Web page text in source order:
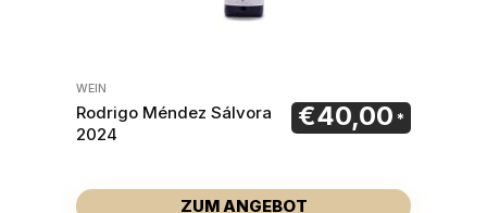
WEIN
Rodrigo Méndez Sálvora
2024
€40,00
ZUM ANGEBOT